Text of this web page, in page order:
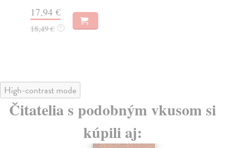
17,94 €
18,49 € ?
High-contrast mode
Čitatelia s podobným vkusom si
kúpili aj: